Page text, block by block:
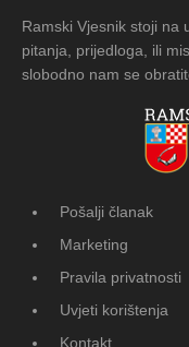
Ramski Vjesnik stoji na
pitanja, prijedloga, ili
slobodno nam se
Pošalji članak
Marketing
Pravila privatnosti
Uvjeti korištenja
Kontakt